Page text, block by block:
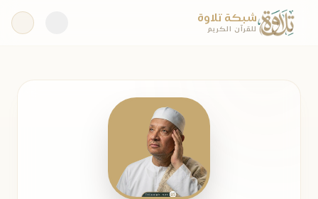
شبكة تلاوة
للقرآن الكريم